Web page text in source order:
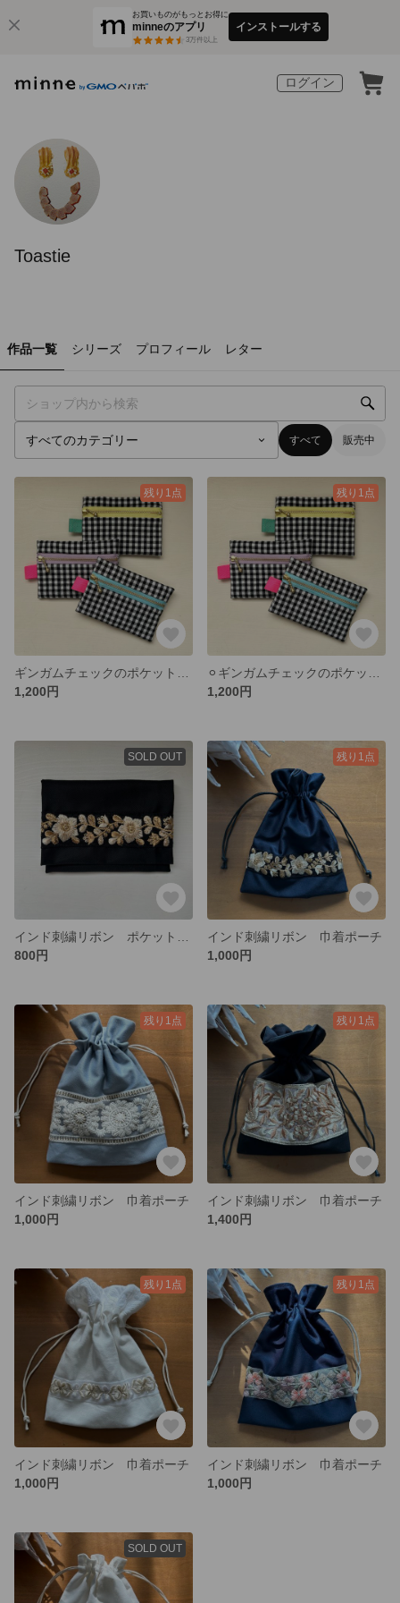
お買いものがもっとお得に
minneのアプリ
3万件以上
インストールする
ログイン
Toastie
作品一覧 シリーズ プロフィール レター
すべて 販売中
残り1点
1,200円
残り1点
1,200円
SOLD OUT
800円
残り1点
インド刺繍リボン 巾着ポーチ
1,000円
残り1点
インド刺繍リボン 巾着ポーチ
1,000円
残り1点
インド刺繍リボン 巾着ポーチ
1,400円
残り1点
インド刺繍リボン 巾着ポーチ
1,000円
残り1点
インド刺繍リボン 巾着ポーチ
1,000円
SOLD OUT